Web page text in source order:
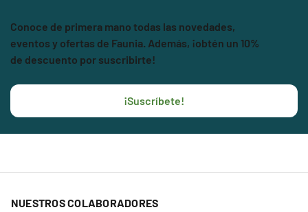
Conoce de primera mano todas las novedades,
eventos y ofertas de Faunia. Además, ¡obtén un 10%
de descuento por suscribirte!
¡Suscríbete!
NUESTROS COLABORADORES